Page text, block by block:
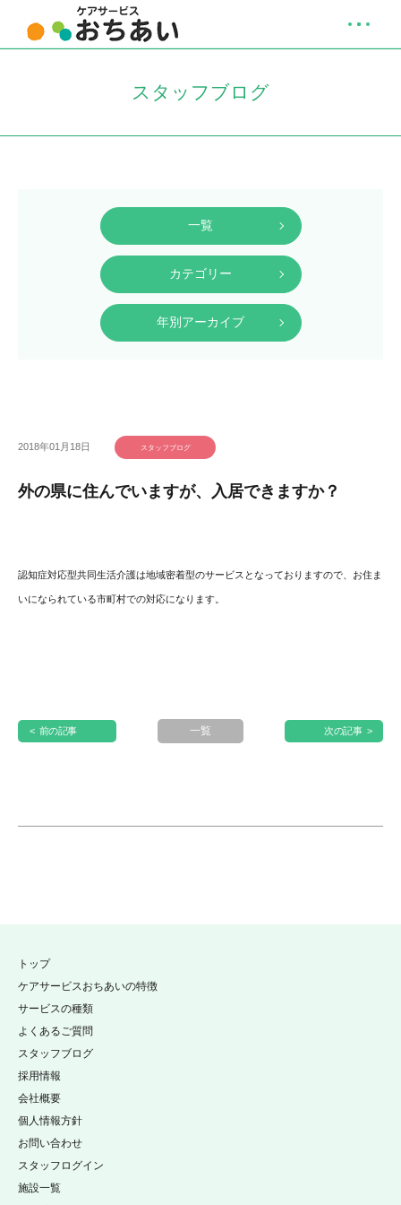
スタッフブログ
一覧
カテゴリー
年別アーカイブ
2018年01月18日 スタッフブログ
外の県に住んでいますが、入居できますか？
認知症対応型共同生活介護は地域密着型のサービスとなっておりますので、お住ま
いになられている市町村での対応になります。
< 前の記事 一覧 次の記事 >
トップ
ケアサービスおちあいの特徴
サービスの種類
よくあるご質問
スタッフブログ
採用情報
施設一覧
会社概要
個人情報方針
お問い合わせ
スタッフログイン